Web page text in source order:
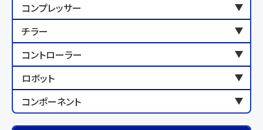
コンプレッサー
チラー
コントローラー
ロボット
コンポーネント